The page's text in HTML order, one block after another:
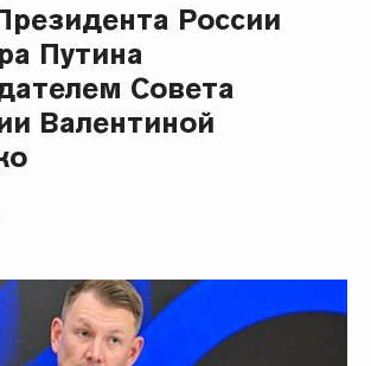
России
Путина
Совета
Валентиной